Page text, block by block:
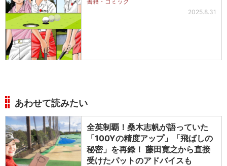
2025.8.31
あわせて読みたい
全英制覇！桑木志帆が語っていた
「100Yの精度アップ」「飛ばしの
秘密」を再録！ 藤田寛之から直接
受けたパットのアドバイスも